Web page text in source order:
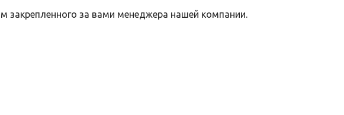
закрепленного за вами менеджера нашей компании.